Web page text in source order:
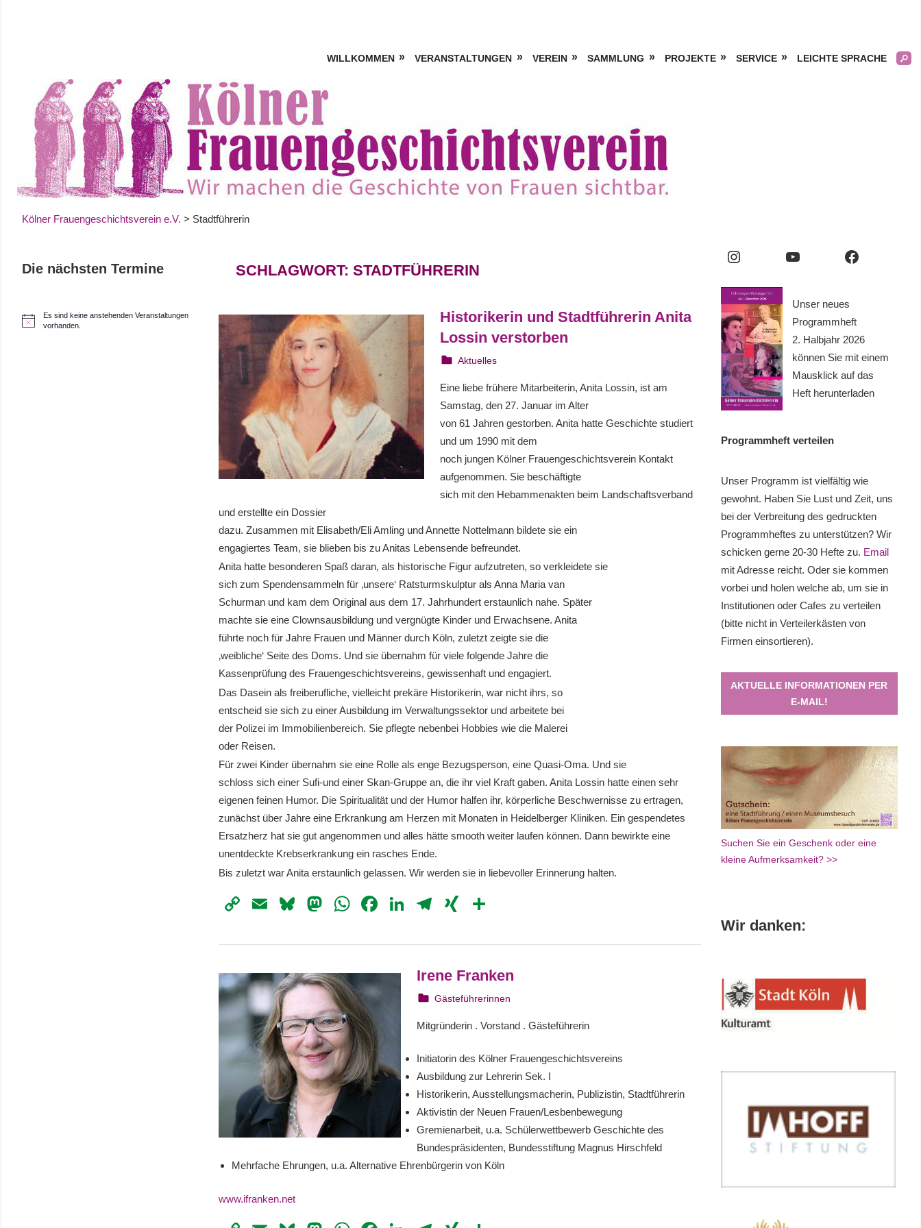
WILLKOMMEN VERANSTALTUNGEN VEREIN SAMMLUNG PROJEKTE SERVICE LEICHTE SPRACHE
Kölner Frauengeschichtsverein e.V. > Stadtführerin
SCHLAGWORT: STADTFÜHRERIN
Historikerin und Stadtführerin Anita
Lossin verstorben
2. Februar 2024
Irene Franken
Aktuelles
Eine liebe frühere Mitarbeiterin, Anita Lossin, ist am
Samstag, den 27. Januar im Alter
von 61 Jahren gestorben. Anita hatte Geschichte studiert
und um 1990 mit dem
noch jungen Kölner Frauengeschichtsverein Kontakt
aufgenommen. Sie beschäftigte
sich mit den Hebammenakten beim Landschaftsverband
und erstellte ein Dossier
dazu. Zusammen mit Elisabeth/Eli Amling und Annette Nottelmann bildete sie ein
engagiertes Team, sie blieben bis zu Anitas Lebensende befreundet.
Anita hatte besonderen Spaß daran, als historische Figur aufzutreten, so verkleidete sie
sich zum Spendensammeln für ‚unsere‘ Ratsturmskulptur als Anna Maria van
Schurman und kam dem Original aus dem 17. Jahrhundert erstaunlich nahe. Später
machte sie eine Clownsausbildung und vergnügte Kinder und Erwachsene. Anita
führte noch für Jahre Frauen und Männer durch Köln, zuletzt zeigte sie die
‚weibliche‘ Seite des Doms. Und sie übernahm für viele folgende Jahre die
Kassenprüfung des Frauengeschichtsvereins, gewissenhaft und engagiert.
Das Dasein als freiberufliche, vielleicht prekäre Historikerin, war nicht ihrs, so
entscheid sie sich zu einer Ausbildung im Verwaltungssektor und arbeitete bei
der Polizei im Immobilienbereich. Sie pflegte nebenbei Hobbies wie die Malerei
oder Reisen.
Für zwei Kinder übernahm sie eine Rolle als enge Bezugsperson, eine Quasi-Oma. Und sie
schloss sich einer Sufi-und einer Skan-Gruppe an, die ihr viel Kraft gaben. Anita Lossin hatte einen sehr
eigenen feinen Humor. Die Spiritualität und der Humor halfen ihr, körperliche Beschwernisse zu ertragen,
zunächst über Jahre eine Erkrankung am Herzen mit Monaten in Heidelberger Kliniken. Ein gespendetes
Ersatzherz hat sie gut angenommen und alles hätte smooth weiter laufen können. Dann bewirkte eine
unentdeckte Krebserkrankung ein rasches Ende.
Bis zuletzt war Anita erstaunlich gelassen.Wir werden sie in liebevoller Erinnerung halten.
CopyEmailBluesky
Mastodon
WhatsApp
Facebook
LinkedIn
Telegram
XING
Irene Franken
6. August 2023
webmam
Gästeführerinnen
Mitgründerin . Vorstand . Gästeführerin
Initiatorin des Kölner Frauengeschichtsvereins
Ausbildung zur Lehrerin Sek. I
Historikerin, Ausstellungsmacherin, Publizistin, Stadtführerin
Aktivistin der Neuen Frauen/Lesbenbewegung
Gremienarbeit, u.a. Schülerwettbewerb Geschichte des
Bundespräsidenten, Bundesstiftung Magnus Hirschfeld
Mehrfache Ehrungen, u.a. Alternative Ehrenbürgerin von Köln
www.ifranken.net
Die nächsten Termine
H
Es sind keine anstehenden Veranstaltungen
vorhanden.
Instagram YouTube Facebook
Unser neues
Programmheft
2. Halbjahr 2026
können Sie mit einem
Mausklick auf das
Heft herunterladen
Programmheft verteilen
Unser Programm ist vielfältig wie
gewohnt. Haben Sie Lust und Zeit, uns
bei der Verbreitung des gedruckten
Programmheftes zu unterstützen? Wir
schicken gerne 20-30 Hefte zu. Email
mit Adresse reicht. Oder sie kommen
vorbei und holen welche ab, um sie in
Institutionen oder Cafes zu verteilen
(bitte nicht in Verteilerkästen von
Firmen einsortieren).
AKTUELLE INFORMATIONEN PER
E-MAIL!
Suchen Sie ein Geschenk oder eine
kleine Aufmerksamkeit? >>
Wir danken: